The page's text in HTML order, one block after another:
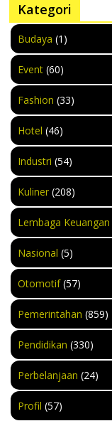
Kategori
Budaya (1)
Event (60)
Fashion (33)
Hotel (46)
Industri (54)
Kuliner (208)
Lembaga Keuangan
Nasional (5)
Otomotif(57)
Pemerintahan (859)
Pendidikan (330)
Perbelanjaan (24)
Profil (57)